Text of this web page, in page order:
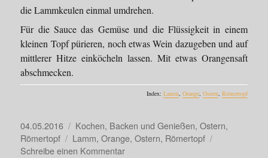
die Lammkeulen einmal umdrehen.
Für die Sauce das Gemüse und die Flüssigkeit in einem
kleinen Topf pürieren, noch etwas Wein dazugeben und auf
mittlerer Hitze einköcheln lassen. Mit etwas Orangensaft
abschmecken.
Index: Lamm, Orange, Ostern, Römertopf
Veröffentlicht
am
04.05.2016 Kategorien
Kochen, Backen und Genießen, Ostern,
Römertopf
Schlagwörter
Lamm, Orange, Ostern, Römertopf
Schreibe einen Kommentarzu